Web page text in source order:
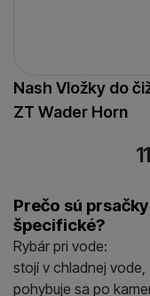
Nash Vložky do
ZT Wader Horn
Prečo sú
špecifické?
Rybár pri vode:
stojí v chladnej vode,
pohybuje sa po